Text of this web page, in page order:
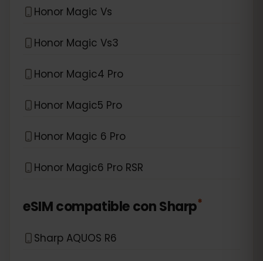
Honor Magic Vs
Honor Magic Vs3
Honor Magic4 Pro
Honor Magic5 Pro
Honor Magic 6 Pro
Honor Magic6 Pro RSR
eSIM compatible conSharp*
Sharp AQUOS R6